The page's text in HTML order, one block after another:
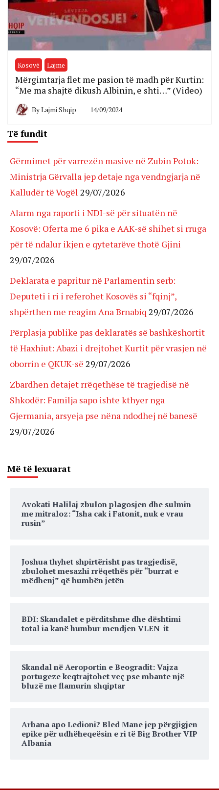
Kosovë Lajme
Mërgimtarja flet me pasion të madh për Kurtin:
“Me ma shajtë dikush Albinin, e shti…” (Video)
ByLajmi Shqip 14/09/2024
Të fundit
Gërmimet për varrezën masive në Zubin Potok:
Ministrja Gërvalla jep detaje nga vendngjarja në
Kalludër të Vogël 29/07/2026
Alarm nga raporti i NDI-së për situatën në
Kosovë: Oferta me 6 pika e AAK-së shihet si rruga
për të ndalur ikjen e qytetarëve thotë Gjini
29/07/2026
Deklarata e papritur në Parlamentin serb:
Deputeti i ri i referohet Kosovës si “fqinj”,
shpërthen me reagim Ana Brnabiq 29/07/2026
Përplasja publike pas deklaratës së bashkëshortit
të Haxhiut: Abazi i drejtohet Kurtit për vrasjen në
oborrin e QKUK-së 29/07/2026
Zbardhen detajet rrëqethëse të tragjedisë në
Shkodër: Familja sapo ishte kthyer nga
Gjermania, arsyeja pse nëna ndodhej në banesë
29/07/2026
Më të lexuarat
Avokati Halilaj zbulon plagosjen dhe sulmin
me mitraloz: “Isha cak i Fatonit, nuk e vrau
rusin”
Joshua thyhet shpirtërisht pas tragjedisë,
zbulohet mesazhi rrëqethës për “burrat e
mëdhenj” që humbën jetën
BDI: Skandalet e përditshme dhe dështimi
total ia kanë humbur mendjen VLEN-it
Skandal në Aeroportin e Beogradit: Vajza
portugeze keqtrajtohet veç pse mbante një
bluzë me flamurin shqiptar
Arbana apo Ledioni? Bled Mane jep përgjigjen
epike për udhëheqeësin e ri të Big Brother VIP
Albania